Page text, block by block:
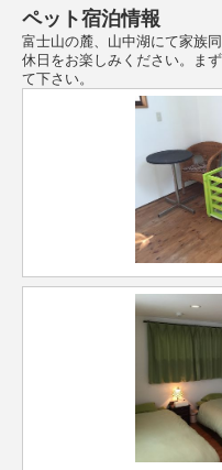
ペット宿泊情報
富士山の麓、山中湖にて家族
休日をお楽しみください。ま
て下さい。